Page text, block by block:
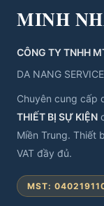
MINH
CÔNG TY TNHH
DA NANG
Chuyên cung cấp
THIẾT BỊ SỰ KIỆN
Miền Trung. Thiết
VAT đầy đủ.
MST: